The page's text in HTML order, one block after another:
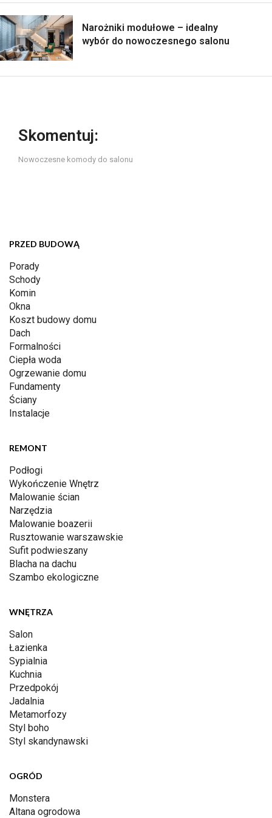
Narożniki modułowe – idealny
wybór do nowoczesnego salonu
Skomentuj:
Nowoczesne komody do salonu
PRZED BUDOWĄ
Porady
Schody
Komin
Okna
Koszt budowy domu
Dach
Formalności
Ciepła woda
Ogrzewanie domu
Fundamenty
Ściany
Instalacje
REMONT
Podłogi
Wykończenie Wnętrz
Malowanie ścian
Narzędzia
Malowanie boazerii
Rusztowanie warszawskie
Sufit podwieszany
Blacha na dachu
Szambo ekologiczne
WNĘTRZA
Salon
Łazienka
Sypialnia
Kuchnia
Przedpokój
Jadalnia
Metamorfozy
Styl boho
Styl skandynawski
OGRÓD
Monstera
Altana ogrodowa